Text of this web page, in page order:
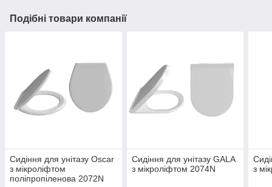
Подібні товари компанії
Сидіння для унітазу Oscar
з мікроліфтом
поліпропіленова 2072N
Сидіння для унітазу GALA
з мікроліфтом 2074N
з